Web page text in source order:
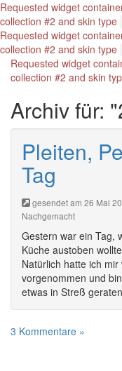
Requested widget
collection #2 and skin type
Requested widget
collection #2 and skin type
Requested widget
collection #2 and skin
Archiv für:
Pleiten,
Tag
gesendet am 26 Mai
Nachgemacht
Gestern war ein Tag,
Küche austoben
Natürlich hatte ich
vorgenommen und
etwas in Streß
3 Kommentare »